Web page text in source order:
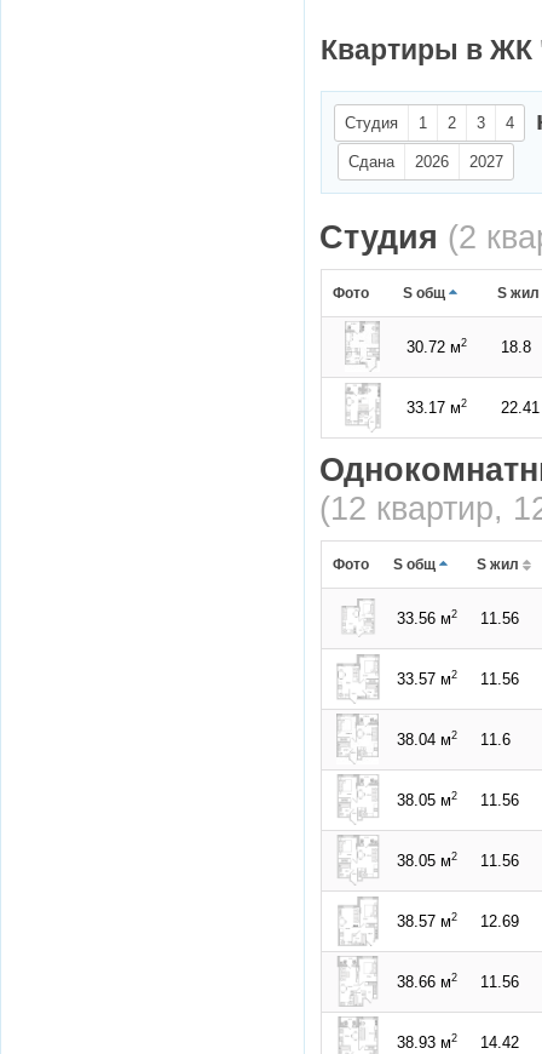
Квартиры в ЖК
Студия 1 2 3 4
Сдана 2026 2027
Студия (2
Фото S общ S жил
30.72 м2 18.8
33.17 м2 22.41
(12 квартир,
Фото S общ S жил
33.56 м2 11.56
33.57 м2 11.56
38.04 м2 11.6
38.05 м2 11.56
38.05 м2 11.56
38.57 м2 12.69
38.66 м2 11.56
38.93 м2 14.42